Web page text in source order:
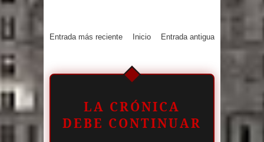
Entrada más reciente Entrada antigua
Inicio
LA CRÓNICA
DEBE CONTINUAR